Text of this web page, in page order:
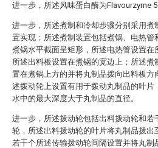
进一步，所述风味蛋白酶为Flavourzyme
进一步，所述煮制和冷却步骤分别采用煮
置实现；所述煮制装置包括煮锅、电热管
煮锅水平截面呈矩形，所述电热管设置在
所述出料板设置在煮锅的宽边上；所述煮
置在煮锅上方的并将丸制品拨向出料板方
述拨动轮上设置有用于拨动丸制品的叶片
水中的最大深度大于丸制品的直径。
进一步，所述拨动轮包括出料拨动轮和若
轮，所述出料拨动轮的叶片将丸制品拨出
若干个所述传输拨动轮间隔设置并将丸制